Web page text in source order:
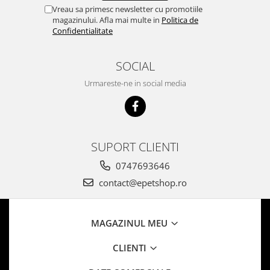
Vreau sa primesc newsletter cu promotiile
magazinului. Afla mai multe in Politica de
Confidentialitate
SOCIAL
Urmareste-ne in social media
SUPORT CLIENTI
0747693646
contact@epetshop.ro
MAGAZINUL MEU
CLIENTI